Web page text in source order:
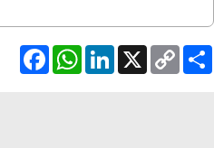
FacebookWhatsAppLinkedIn
Copy
Link